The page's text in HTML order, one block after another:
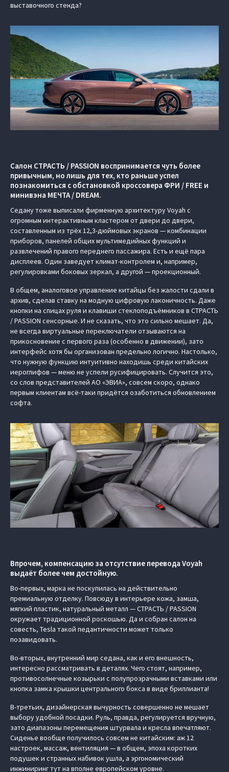
выставочного стенда?
Салон СТРАСТЬ / PASSION воспринимается чуть более
привычным, но лишь для тех, кто раньше успел
познакомиться с обстановкой кроссовера ФРИ / FREE и
минивэна МЕЧТА / DREAM.
Седану тоже выписали фирменную архитектуру Voyah с
огромным интерактивным кластером от двери до двери,
составленным из трёх 12,3-дюймовых экранов — комбинации
приборов, панелей общих мультимедийных функций и
развлечений правого переднего пассажира. Есть и ещё пара
дисплеев. Один заведует климат-контролем и, например,
регулировками боковых зеркал, а другой — проекционный.
В общем, аналоговое управление китайцы без жалости сдали в
архив, сделав ставку на модную цифровую лаконичность. Даже
кнопки на спицах руля и клавиши стеклоподъёмников в СТРАСТЬ
/ PASSION сенсорные. И не сказать, что это сильно мешает. Да,
не всегда виртуальные переключатели отзываются на
прикосновение с первого раза (особенно в движении), зато
интерфейс хотя бы организован предельно логично. Настолько,
что нужную функцию интуитивно находишь среди китайских
иероглифов — меню не успели русифицировать. Случится это,
со слов представителей АО «ЭВИА», совсем скоро, однако
первым клиентам всё-таки придётся озаботиться обновлением
софта.
Впрочем, компенсацию за отсутствие перевода Voyah
выдаёт более чем достойную.
Во-первых, марка не поскупилась на действительно
премиальную отделку. Повсюду в интерьере кожа, замша,
мягкий пластик, натуральный металл — СТРАСТЬ / PASSION
окружает традиционной роскошью. Да и собран салон на
совесть, Tesla такой педантичности может только
позавидовать.
Во-вторых, внутренний мир седана, как и его внешность,
интересно рассматривать в деталях. Чего стоят, например,
противосолнечные козырьки с полупрозрачными вставками или
кнопка замка крышки центрального бокса в виде бриллианта!
В-третьих, дизайнерская вычурность совершенно не мешает
выбору удобной посадки. Руль, правда, регулируется вручную,
зато диапазоны перемещения штурвала и кресла впечатляют.
Сиденье вообще получилось совсем не китайским: аж 12
настроек, массаж, вентиляция — в общем, эпоха коротких
подушек и странных набивок ушла, а эргономический
инжиниринг тут на вполне европейском уровне.